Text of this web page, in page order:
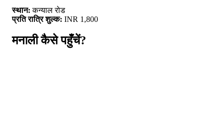
स्थान: कन्याल रोड
प्रति रात्रि शुल्क: INR 1,800
मनाली कैसे पहुँचें?